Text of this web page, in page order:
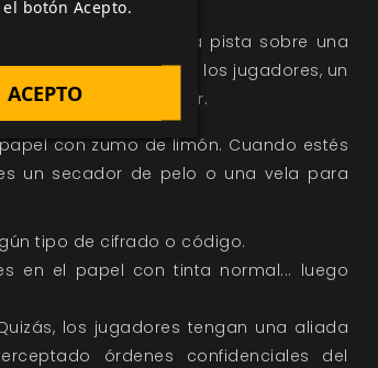
para revelar una pista sobre una
a la Casa de los jugadores, un
tratando de ocultar.
con zumo de limón. Cuando estés
un secador de pelo o una vela para
tipo de cifrado o código.
en el papel con tinta normal... luego
los jugadores tengan una aliada
órdenes confidenciales del
botón Acepto.
ACEPTO